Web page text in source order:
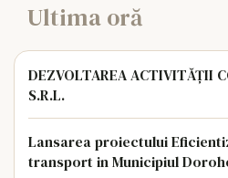
Ultima oră
DEZVOLTAREA ACTIVITĂȚII
S.R.L.
Lansarea proiectului
transport in Municipiul